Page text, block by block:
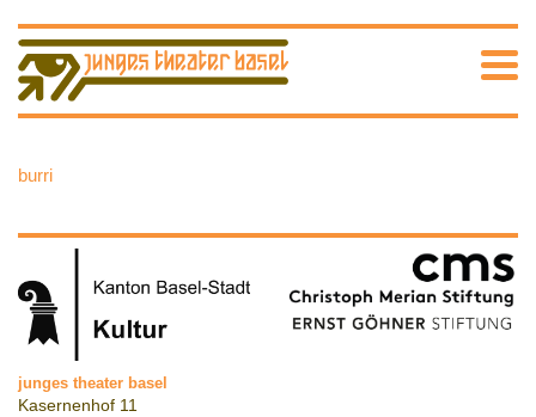
burri
junges theater basel
Kasernenhof 11